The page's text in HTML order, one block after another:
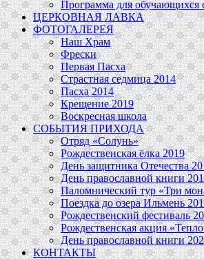
Программа для обучающихся
ЦЕРКОВНАЯ ЛАВКА
ФОТОГАЛЕРЕЯ
Наш Храм
Фрески
Первая Пасха
Страстная седмица 2014
Пасха 2014
Крещение 2019
Воскресная школа
СОБЫТИЯ ПРИХОДА
Отряд «Солунь»
Рождественская ёлка 2019
День защитника Отечества
День православной книги
Паломнический тур «Три
Поездка до озера Ильмень
Рождественский фестиваль
Рождественская акция
День православной книги
КОНТАКТЫ